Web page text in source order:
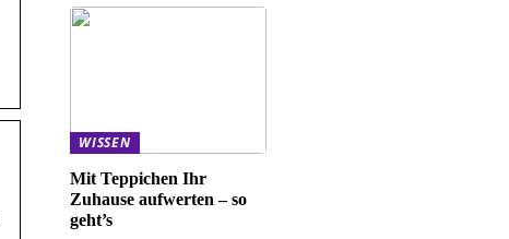
WISSEN
Mit Teppichen Ihr
Zuhause aufwerten – so
geht’s